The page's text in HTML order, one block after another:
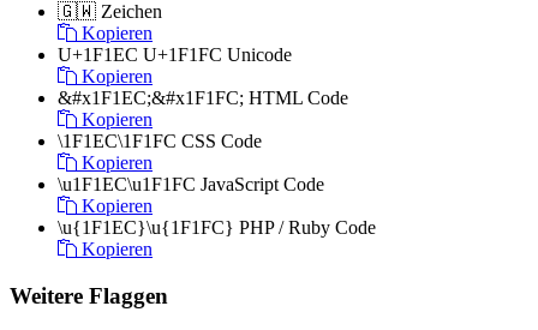
🇬🇼 Zeichen
Kopieren
U+1F1EC U+1F1FC Unicode
Kopieren
&#x1F1EC;&#x1F1FC; HTML Code
Kopieren
\1F1EC\1F1FC CSS Code
Kopieren
\u1F1EC\u1F1FC JavaScript Code
Kopieren
\u{1F1EC}\u{1F1FC} PHP / Ruby Code
Kopieren
Weitere Flaggen